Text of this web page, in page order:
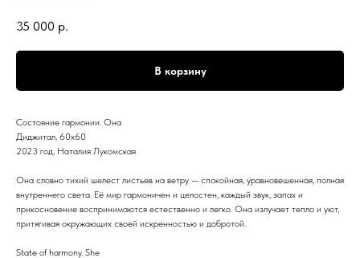
35 000 р.
В корзину
Состояние гармонии. Она
Диджитал, 60х60
2023 год, Наталия Лукомская
Она словно тихий шелест листьев на ветру — спокойная, уравновешенная, полная
внутреннего света. Её мир гармоничен и целостен, каждый звук, запах и
прикосновение воспринимаются естественно и легко. Она излучает тепло и уют,
притягивая окружающих своей искренностью и добротой.
State of harmony. She